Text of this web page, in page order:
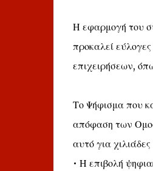
Η εφαρμογή του
προκαλεί
επιχειρήσεων,
Το Ψήφισμα που
απόφαση των
αυτό για
• Η επιβολή